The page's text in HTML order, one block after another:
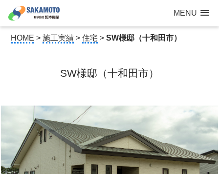
MENU
建設工事なら青森県三沢市の建設会社【有限会社 坂本興業 】
公共建築から住宅建築・土木工事・防犯カメラまで
HOME >施工実績 >住宅 >SW様邸（十和田市）
SW様邸（十和田市）